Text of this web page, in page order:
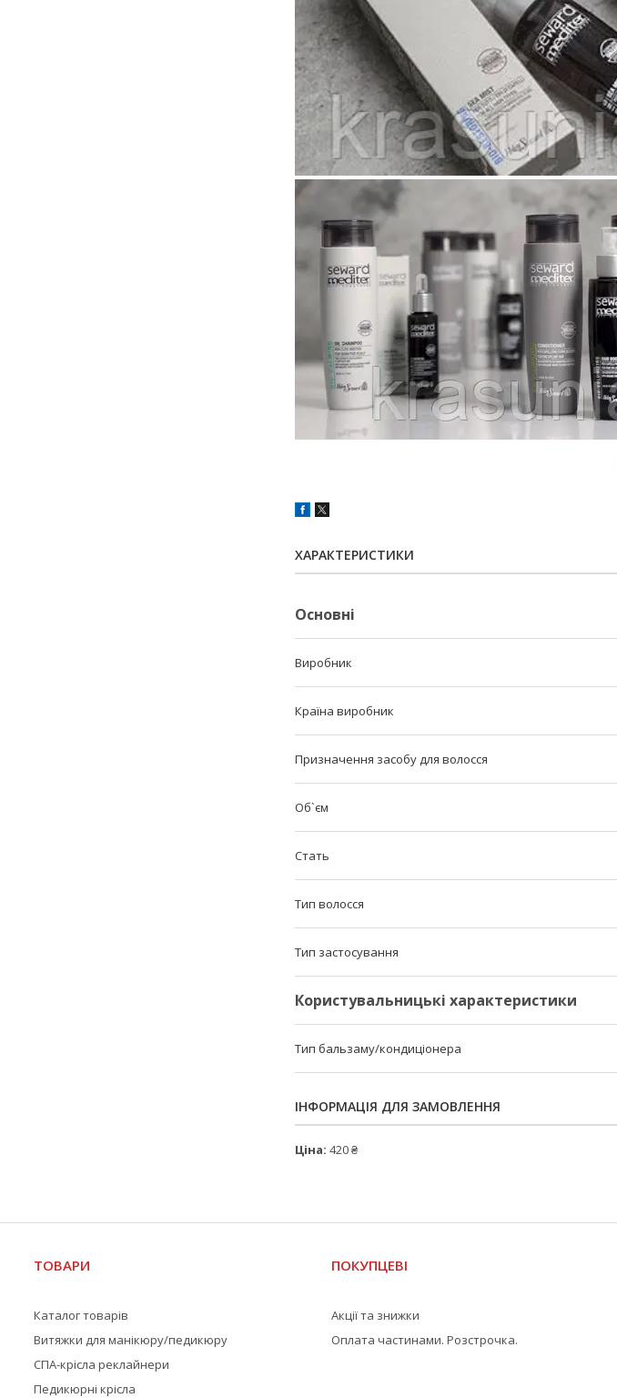
ХАРАКТЕРИСТИКИ
Основні
Виробник
Країна виробник
Призначення засобу для волосся
Об`єм
Стать
Тип волосся
Тип застосування
Користувальницькі характеристики
Тип бальзаму/кондиціонера
ІНФОРМАЦІЯ ДЛЯ ЗАМОВЛЕННЯ
Ціна: 420 ₴
ТОВАРИ
Каталог товарів
Витяжки для манікюру/педикюру
СПА-крісла реклайнери
Педикюрні крісла
ПОКУПЦЕВІ
Акції та знижки
Оплата частинами. Розстрочка.